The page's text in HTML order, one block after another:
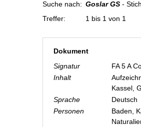
Suche nach: Goslar GS -
Treffer:
1 bis 1 von 1
Dokument
Signatur
FA 5 A
Inhalt
Kassel,
Sprache
Deutsch
Personen
Baden,